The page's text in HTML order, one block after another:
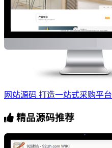
网站源码 打造一站式采购平台
精品源码推荐